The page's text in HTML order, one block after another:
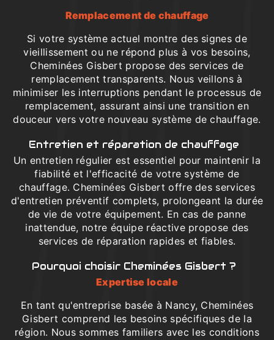
Remplacement de chauffage
Si votre système actuel montre des signes de
vieillissement ou ne répond plus à vos besoins,
Cheminées Gisbert propose des services de
remplacement transparents. Nous veillons à
minimiser les interruptions pendant le processus de
remplacement, assurant ainsi une transition en
douceur vers votre nouveau système de chauffage.
Entretien et réparation de chauffage
Un entretien régulier est essentiel pour maintenir la
fiabilité et l'efficacité de votre système de
chauffage. Cheminées Gisbert offre des services
d'entretien préventif complets, prolongeant la durée
de vie de votre équipement. En cas de panne
inattendue, notre équipe réactive propose des
services de réparation rapides et fiables.
Pourquoi choisir Cheminées Gisbert ?
Expertise locale
En tant qu'entreprise basée à Nancy, Cheminées
Gisbert comprend les besoins spécifiques de la
région. Nous sommes familiers avec les conditions